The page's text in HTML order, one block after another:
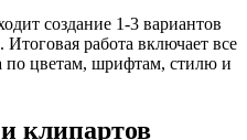
создание 1-3 вариантов
работа включает все
по цветам, шрифтам, стилю и
клипартов